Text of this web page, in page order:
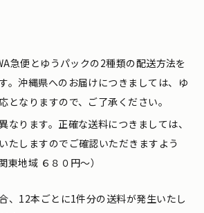
急便とゆうパックの2種類の配送方法を
。沖縄県へのお届けにつきましては、ゆ
となりますので、ご了承ください。
なります。正確な送料につきましては、
たしますのでご確認いただきますよう
東地域 ６８０円〜）
、12本ごとに1件分の送料が発生いたし